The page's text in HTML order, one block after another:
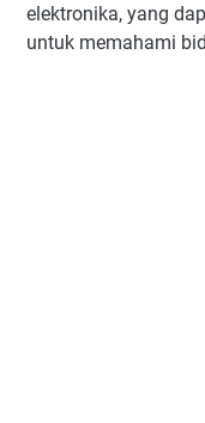
elektronika, yang
untuk memahami